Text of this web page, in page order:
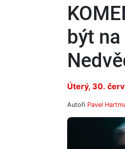
být
Úterý, 30.
Autoři Pavel